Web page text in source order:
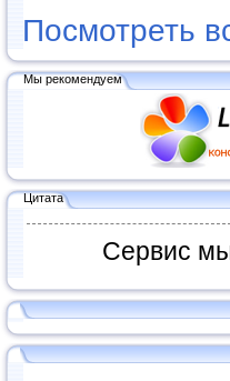
Посмотреть
Мы рекомендуем
Цитата
Сервис